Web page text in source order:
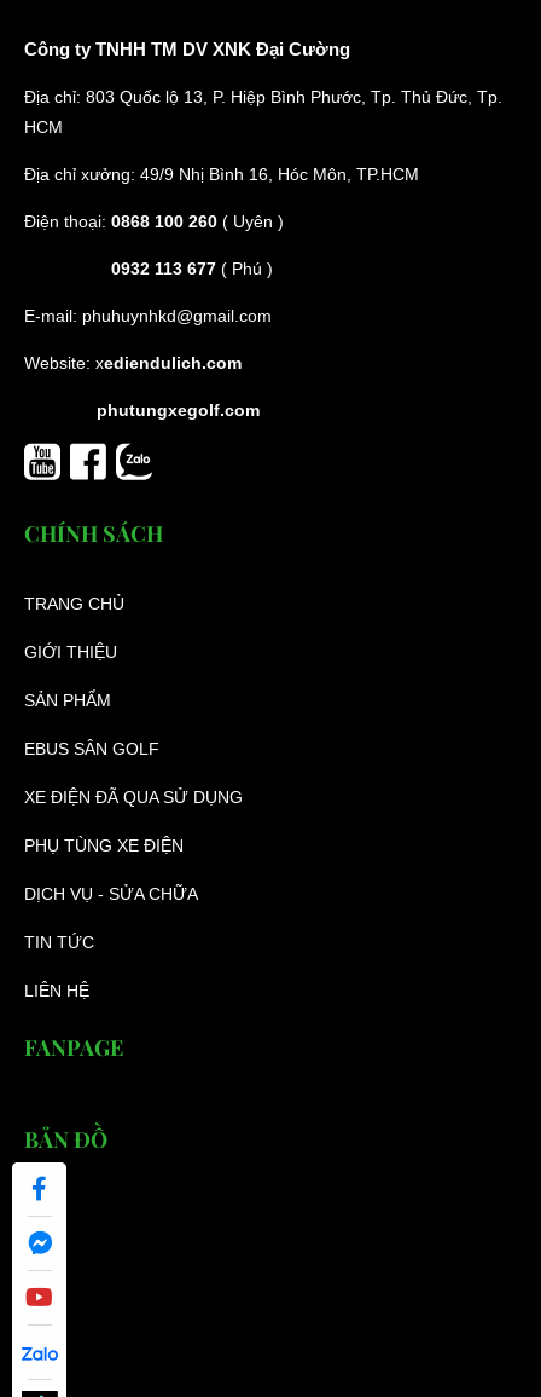
Công ty TNHH TM DV XNK Đại Cường
Địa chỉ: 803 Quốc lộ 13, P. Hiệp Bình Phước, Tp. Thủ Đức, Tp.
HCM
Địa chỉ xưởng: 49/9 Nhị Bình 16, Hóc Môn, TP.HCM
Điện thoại: 0868 100 260 ( Uyên )
0932 113 677 ( Phú )
E-mail: phuhuynhkd@gmail.com
Website: xediendulich.com
phutungxegolf.com
CHÍNH SÁCH
TRANG CHỦ
GIỚI THIỆU
SẢN PHẨM
EBUS SÂN GOLF
XE ĐIỆN ĐÃ QUA SỬ DỤNG
PHỤ TÙNG XE ĐIỆN
DỊCH VỤ - SỬA CHỮA
TIN TỨC
LIÊN HỆ
FANPAGE
BẢN ĐỒ